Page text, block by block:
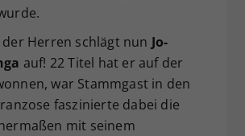
Herren schlägt nun Jo-
auf! 22 Titel hat er auf der
war Stammgast in den
faszinierte dabei die
mit seinem
Wert speichert Ihre Consent-
Unter anderem eine
zufällig generierte ID, für die
Speicherung Ihrer
Einstellungen, falls der
Betreiber dies eingestellt